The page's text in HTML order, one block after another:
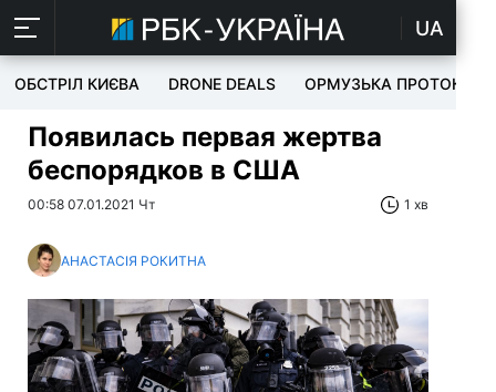
UA
ОБСТРІЛ КИЄВА DRONE DEALS ОРМУЗЬКА ПРОТОКА
Появилась первая жертва
беспорядков в США
00:58 07.01.2021 Чт 1 хв
АНАСТАСІЯ РОКИТНА